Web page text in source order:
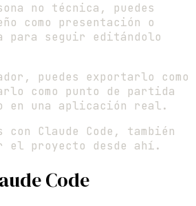
no técnica, puedes
como presentación o
para seguir editándolo
puedes exportarlo como
como punto de partida
en una aplicación real.
Claude Code, también
el proyecto desde ahí.
Code